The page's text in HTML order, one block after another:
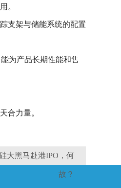
。
支架与储能系统的配置
为产品长期性能和售
合力量。
大黑马赴港IPO，何
故？